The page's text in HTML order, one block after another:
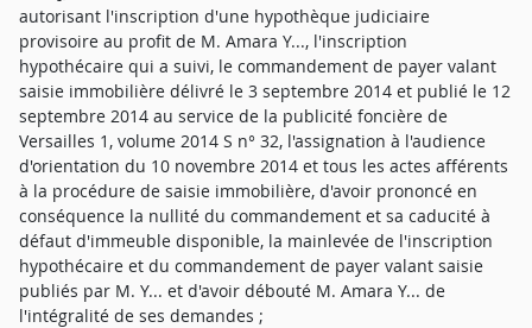
autorisant l'inscription d'une hypothèque judiciaire
provisoire au profit de M. Amara Y..., l'inscription
hypothécaire qui a suivi, le commandement de payer valant
saisie immobilière délivré le 3 septembre 2014 et publié le 12
septembre 2014 au service de la publicité foncière de
Versailles 1, volume 2014 S n° 32, l'assignation à l'audience
d'orientation du 10 novembre 2014 et tous les actes afférents
à la procédure de saisie immobilière, d'avoir prononcé en
conséquence la nullité du commandement et sa caducité à
défaut d'immeuble disponible, la mainlevée de l'inscription
hypothécaire et du commandement de payer valant saisie
publiés par M. Y... et d'avoir débouté M. Amara Y... de
l'intégralité de ses demandes ;